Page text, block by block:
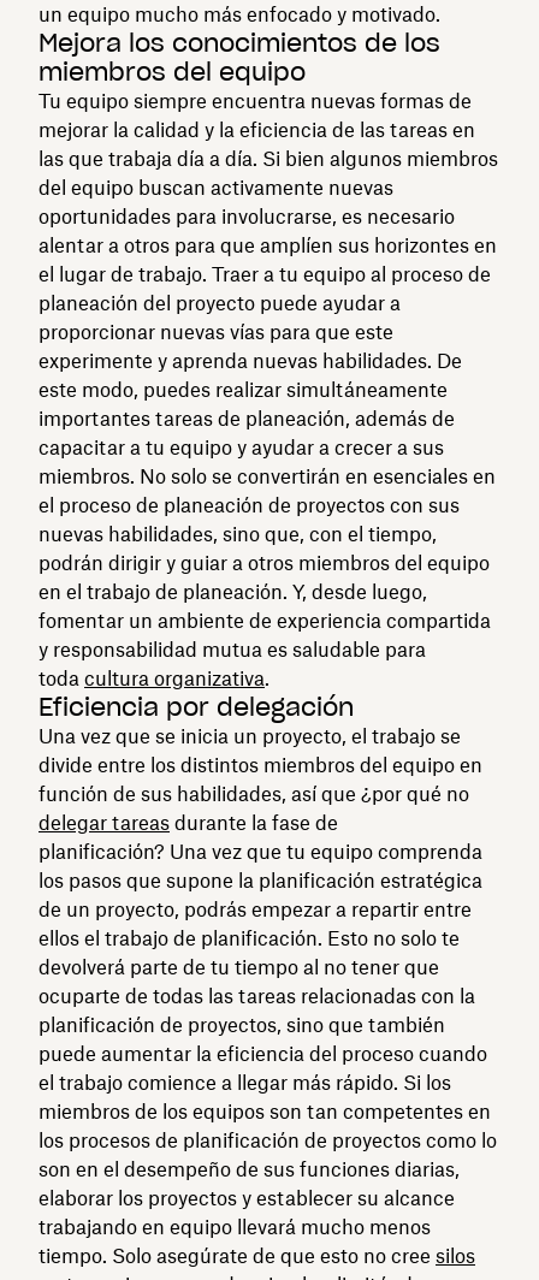
un equipo mucho más enfocado y motivado.
Mejora los conocimientos de los
miembros del equipo
Tu equipo siempre encuentra nuevas formas de
mejorar la calidad y la eficiencia de las tareas en
las que trabaja día a día. Si bien algunos miembros
del equipo buscan activamente nuevas
oportunidades para involucrarse, es necesario
alentar a otros para que amplíen sus horizontes en
el lugar de trabajo. Traer a tu equipo al proceso de
planeación del proyecto puede ayudar a
proporcionar nuevas vías para que este
experimente y aprenda nuevas habilidades. De
este modo, puedes realizar simultáneamente
importantes tareas de planeación, además de
capacitar a tu equipo y ayudar a crecer a sus
miembros. No solo se convertirán en esenciales en
el proceso de planeación de proyectos con sus
nuevas habilidades, sino que, con el tiempo,
podrán dirigir y guiar a otros miembros del equipo
en el trabajo de planeación. Y, desde luego,
fomentar un ambiente de experiencia compartida
y responsabilidad mutua es saludable para
toda cultura organizativa.
Eficiencia por delegación
Una vez que se inicia un proyecto, el trabajo se
divide entre los distintos miembros del equipo en
función de sus habilidades⁠, así que ¿por qué no
delegar tareas durante la fase de
planificación? Una vez que tu equipo comprenda
los pasos que supone la planificación estratégica
de un proyecto, podrás empezar a repartir entre
ellos el trabajo de planificación. Esto no solo te
devolverá parte de tu tiempo al no tener que
ocuparte de todas las tareas relacionadas con la
planificación de proyectos, sino que también
puede aumentar la eficiencia del proceso cuando
el trabajo comience a llegar más rápido. Si los
miembros de los equipos son tan competentes en
los procesos de planificación de proyectos como lo
son en el desempeño de sus funciones diarias,
elaborar los proyectos y establecer su alcance
trabajando en equipo llevará mucho menos
tiempo. Solo asegúrate de que esto no cree silos